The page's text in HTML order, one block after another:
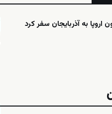
اروپا به آذربایجان سفر کرد